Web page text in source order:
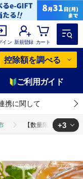
イン 新規登録 カート
控除額を調べる
ご利用ガイド
携に関して
【数量限定】【季
節の香りを楽しめる】ロー
+3